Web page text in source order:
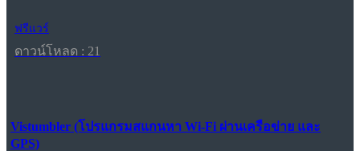
ฟรีแวร์
ดาวน์โหลด : 21
Vistumbler (โปรแกรมสแกนหา Wi-Fi ผ่านเครือข่าย และ
GPS)